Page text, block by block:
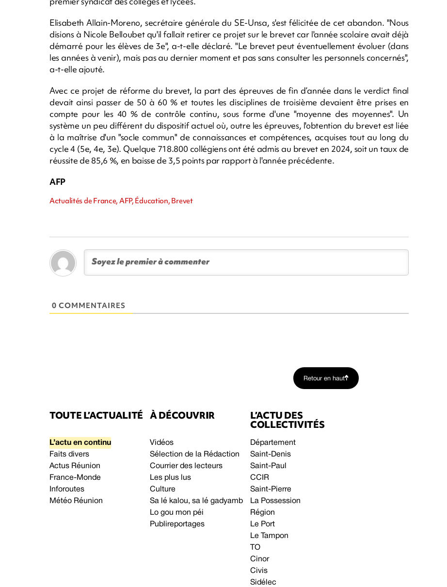
Elisabeth Allain-Moreno, secrétaire générale du SE-Unsa, s'est félicitée de cet abandon. "Nous
disions à Nicole Belloubet qu'il fallait retirer ce projet sur le brevet car l'année scolaire avait déjà
démarré pour les élèves de 3e", a-t-elle déclaré. "Le brevet peut éventuellement évoluer (dans
les années à venir), mais pas au dernier moment et pas sans consulter les personnels concernés",
a-t-elle ajouté.
Avec ce projet de réforme du brevet, la part des épreuves de fin d’année dans le verdict final
devait ainsi passer de 50 à 60 % et toutes les disciplines de troisième devaient être prises en
compte pour les 40 % de contrôle continu, sous forme d'une "moyenne des moyennes". Un
système un peu différent du dispositif actuel où, outre les épreuves, l'obtention du brevet est liée
à la maîtrise d'un "socle commun" de connaissances et compétences, acquises tout au long du
cycle 4 (5e, 4e, 3e). Quelque 718.800 collégiens ont été admis au brevet en 2024, soit un taux de
réussite de 85,6 %, en baisse de 3,5 points par rapport à l'année précédente.
AFP
Actualités de France, AFP, Éducation, Brevet
0 COMMENTAIRES
Retour en haut
TOUTE L’ACTUALITÉ
L’actu en continu
Faits divers
Actus Réunion
France-Monde
Inforoutes
Météo Réunion
À DÉCOUVRIR
Vidéos
Sélection de la Rédaction
Courrier des lecteurs
Les plus lus
Culture
Sa lé kalou, sa lé gadyamb
Lo gou mon péi
Publireportages
L’ACTU DES
COLLECTIVITÉS
Département
Saint-Denis
Saint-Paul
CCIR
Saint-Pierre
La Possession
Région
Le Port
Le Tampon
TO
Cinor
Civis
Sidélec